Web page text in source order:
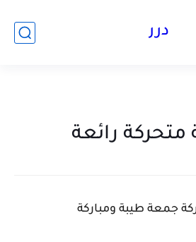
درر
رائعة
جمعة طيبة ومباركة